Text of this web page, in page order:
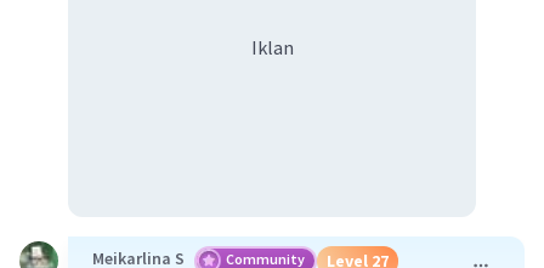
Iklan
Meikarlina S Community Level 27